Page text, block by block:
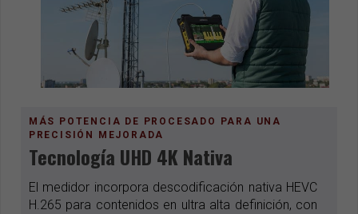
MÁS POTENCIA DE PROCESADO PARA UNA
PRECISIÓN MEJORADA
Tecnología UHD 4K Nativa
El medidor incorpora descodificación nativa HEVC
H.265 para contenidos en ultra alta definición, con